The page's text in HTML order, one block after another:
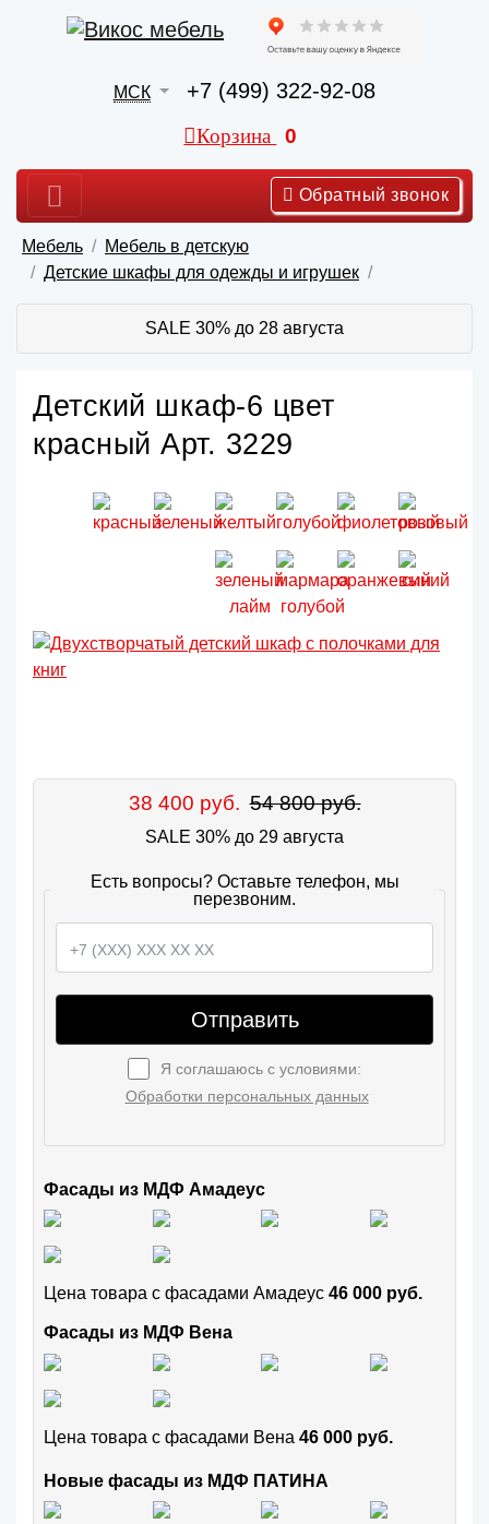
МСК +7 (499) 322-92-08
Корзина 0
Обратный звонок
Мебель
Мебель в детскую
Детские шкафы для одежды и игрушек
SALE 30% до 28 августа
Детский шкаф-6 цвет
красный Арт. 3229
38 400 руб. 54 800 руб.
SALE 30% до 29 августа
Есть вопросы? Оставьте телефон, мы
перезвоним.
Отправить
Я соглашаюсь с условиями:
Обработки персональных данных
Фасады из МДФ Амадеус
Цена товара с фасадами Амадеус 46 000 руб.
Фасады из МДФ Вена
Цена товара с фасадами Вена 46 000 руб.
Новые фасады из МДФ ПАТИНА